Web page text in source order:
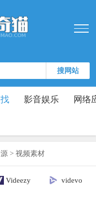
搜网站
影音娱乐 网络
> 视频素材
Videezy videvo